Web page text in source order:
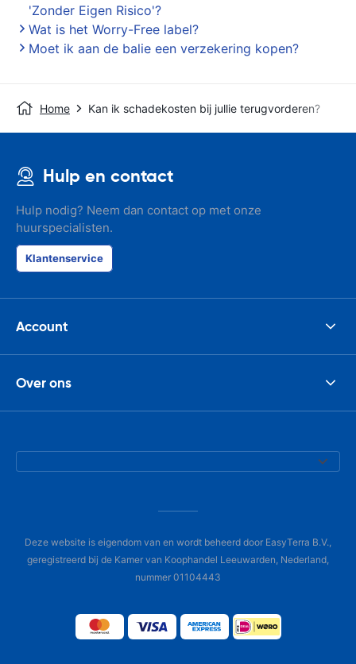
'Zonder Eigen Risico'?
Wat is het Worry-Free label?
Moet ik aan de balie een verzekering kopen?
Home Kan ik schadekosten bij jullie terugvorderen?
Hulp en contact
Hulp nodig? Neem dan contact op met onze
huurspecialisten.
Klantenservice
Account
Over ons
Deze website is eigendom van en wordt beheerd door EasyTerra B.V.,
geregistreerd bij de Kamer van Koophandel Leeuwarden, Nederland,
nummer 01104443